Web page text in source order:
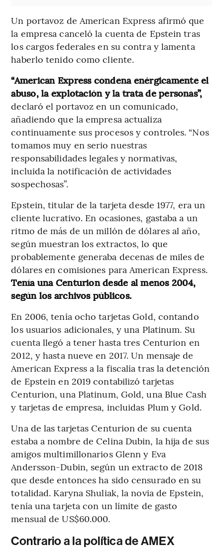
Un portavoz de American Express afirmó que
la empresa canceló la cuenta de Epstein tras
los cargos federales en su contra y lamenta
haberlo tenido como cliente.
“American Express condena enérgicamente el
abuso, la explotación y la trata de personas”,
declaró el portavoz en un comunicado,
añadiendo que la empresa actualiza
continuamente sus procesos y controles. “Nos
tomamos muy en serio nuestras
responsabilidades legales y normativas,
incluida la notificación de actividades
sospechosas”.
Epstein, titular de la tarjeta desde 1977, era un
cliente lucrativo. En ocasiones, gastaba a un
ritmo de más de un millón de dólares al año,
según muestran los extractos, lo que
probablemente generaba decenas de miles de
dólares en comisiones para American Express.
Tenía una Centurion desde al menos 2004,
según los archivos públicos.
En 2006, tenía ocho tarjetas Gold, contando
los usuarios adicionales, y una Platinum. Su
cuenta llegó a tener hasta tres Centurion en
2012, y hasta nueve en 2017. Un mensaje de
American Express a la fiscalía tras la detención
de Epstein en 2019 contabilizó tarjetas
Centurion, una Platinum, Gold, una Blue Cash
y tarjetas de empresa, incluidas Plum y Gold.
Una de las tarjetas Centurion de su cuenta
estaba a nombre de Celina Dubin, la hija de sus
amigos multimillonarios Glenn y Eva
Andersson-Dubin, según un extracto de 2018
que desde entonces ha sido censurado en su
totalidad. Karyna Shuliak, la novia de Epstein,
tenía una tarjeta con un límite de gasto
mensual de US$60.000.
Contrario a la política de AMEX